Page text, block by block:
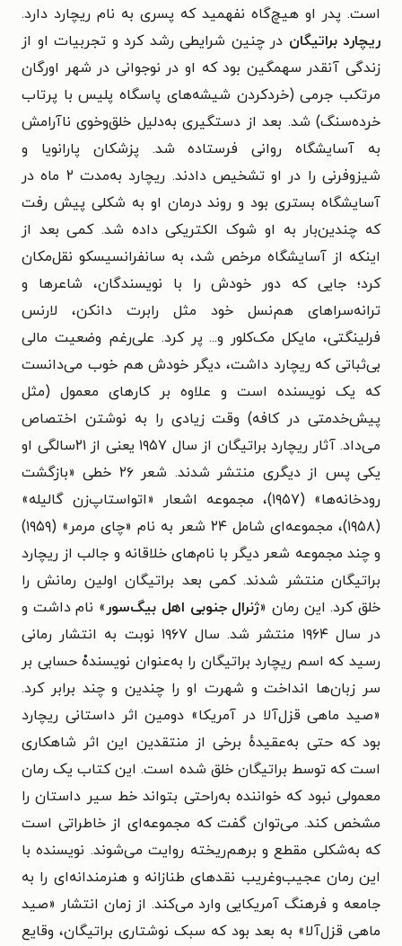
است. پدر او هیچ‌گاه نفهمید که پسری به نام ریچارد دارد.
ریچارد براتیگان در چنین شرایطی رشد کرد و تجربیات او از
زندگی آنقدر سهمگین بود که او در نوجوانی در شهر اورگان
مرتکب جرمی (خردکردن شیشه‌های پاسگاه پلیس با پرتاب
خرده‌سنگ) شد. بعد از دستگیری به‌دلیل خلق‌وخوی ناآرامش
به آسایشگاه روانی فرستاده شد. پزشکان پارانویا و
شیزوفرنی را در او تشخیص دادند. ریچارد به‌مدت ۲ ماه در
آسایشگاه بستری بود و روند درمان او به شکلی پیش رفت
که چندین‌بار به او شوک الکتریکی داده شد. کمی بعد از
اینکه از آسایشگاه مرخص شد، به سانفرانسیسکو نقل‌مکان
کرد؛ جایی که دور خودش را با نویسندگان، شاعرها و
ترانه‌سراهای هم‌نسل خود مثل رابرت دانکن، لارنس
فرلینگتی، مایکل مک‌کلور و... پر کرد. علی‌رغم وضعیت مالی
بی‌ثباتی که ریچارد داشت، دیگر خودش هم خوب می‌دانست
که یک نویسنده‌ است و علاوه بر کارهای معمول (مثل
پیش‌خدمتی در کافه) وقت زیادی را به نوشتن اختصاص
می‌داد. آثار ریچارد براتیگان از سال ۱۹۵۷ یعنی از ۲۱سالگی او
یکی پس از دیگری منتشر شدند. شعر ۲۶ خطی «بازگشت
رودخانه‌ها» (۱۹۵۷)، مجموعه اشعار «اتواستاپ‌زن گالیله»
(۱۹۵۸)، مجموعه‌ای شامل ۲۴ شعر به نام «چای مرمر» (۱۹۵۹)
و چند مجموعه شعر دیگر با نام‌های خلاقانه و جالب از ریچارد
براتیگان منتشر شدند. کمی بعد براتیگان اولین رمانش را
خلق کرد. این رمان «ژنرال جنوبی اهل بیگ‌سور » نام داشت و
در سال ۱۹۶۴ منتشر شد. سال ۱۹۶۷ نوبت به انتشار رمانی
رسید که اسم ریچارد براتیگان را به‌عنوان نویسندهْ حسابی بر
سر زبان‌ها انداخت و شهرت او را چندین و چند برابر کرد.
«صید ماهی قزل‌آلا در آمریکا» دومین اثر داستانی ریچارد
بود که حتی به‌عقیدهٔ برخی از منتقدین این اثر شاهکاری
است که توسط براتیگان خلق شده است. این کتاب یک رمان
معمولی نبود که خواننده به‌راحتی بتواند خط سیر داستان را
مشخص کند. می‌توان گفت که مجموعه‌ای از خاطراتی است
که به‌شکلی مقطع و برهم‌ریخته روایت می‌شوند. نویسنده با
این رمان عجیب‌و‌غریب نقدهای طنازانه و هنرمندانه‌ای را به
جامعه و فرهنگ آمریکایی وارد می‌کند. از زمان انتشار «صید
ماهی قزل‌آلا» به بعد بود که سبک نوشتاری براتیگان، وقایع